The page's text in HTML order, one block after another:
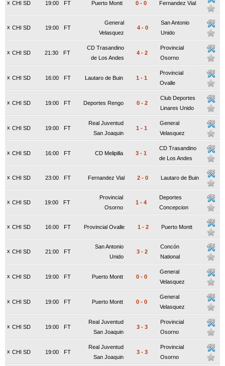
x CHI SD FT
19:00 Puerto Montt 0 - 0 Fernandez Vial
x CHI SD FT
19:00
General
Velasquez
4 - 0
San Antonio
Unido
x CHI SD FT
21:30
CD Trasandino
de Los Andes
4 - 2
Provincial
Osorno
x CHI SD FT
16:00 Lautaro de Buin 1 - 1
Provincial
Ovalle
x CHI SD FT
19:00 Deportes Rengo 0 - 2
Club Deportes
Linares Unido
x CHI SD FT
19:00
Real Juventud
San Joaquin
1 - 1
General
Velasquez
x CHI SD FT
16:00 CD Melipilla 3 - 1
CD Trasandino
de Los Andes
x CHI SD FT
23:00 Fernandez Vial 2 - 0 Lautaro de Buin
x CHI SD FT
19:00
Provincial
Osorno
1 - 4
Deportes
Concepcion
x CHI SD FT
16:00 Provincial Ovalle 1 - 2 Puerto Montt
x CHI SD FT
21:00
San Antonio
Unido
3 - 2
Concón
National
x CHI SD FT
19:00 Puerto Montt 0 - 0
General
Velasquez
x CHI SD FT
19:00 Puerto Montt 0 - 0
General
Velasquez
x CHI SD FT
19:00
Real Juventud
San Joaquin
3 - 3
Provincial
Osorno
x CHI SD FT
19:00
Real Juventud
San Joaquin
3 - 3
Provincial
Osorno